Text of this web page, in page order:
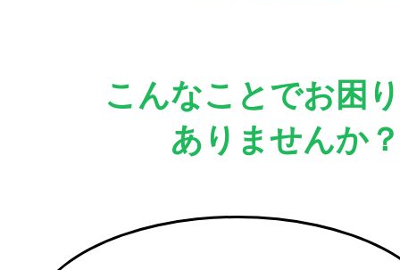
こんなことでお困
ありませんか？